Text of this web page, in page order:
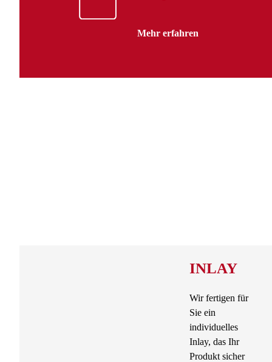
Mehr erfahren
INLAY
Wir fertigen für
Sie ein
individuelles
Inlay, das Ihr
Produkt sicher